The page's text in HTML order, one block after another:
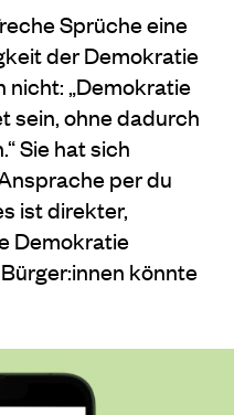
Sprüche eine
der Demokratie
nicht: „Demokratie
sein, ohne dadurch
Sie hat sich
per du
ist direkter,
Demokratie
könnte